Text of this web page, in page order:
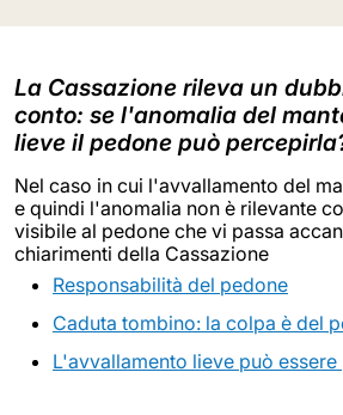
La Cassazione rileva un
conto: se l'anomalia del
lieve il pedone può
Nel caso in cui l'avvallamento del
e quindi l'anomalia non è rilevante
visibile al pedone che vi passa
chiarimenti della Cassazione
Responsabilità del pedone
Caduta tombino: la colpa è del
L'avvallamento lieve può